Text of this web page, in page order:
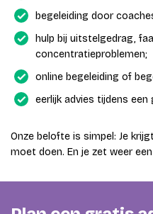
begeleiding door
hulp bij uitstelgedrag,
concentratieproblemen;
online begeleiding of
eerlijk advies tijdens
Onze belofte is simpel: Je
moet doen. En je zet weer